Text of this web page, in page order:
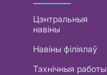
Цэнтральныя
навіны
Навіны філіялаў
Тэхнічныя работы